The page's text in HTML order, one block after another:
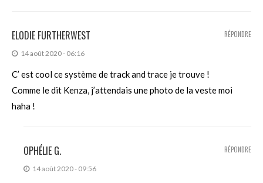
ELODIE FURTHERWEST
14 août 2020 - 06:16
C’ est cool ce système de track and trace je trouve !
Comme le dit Kenza, j’attendais une photo de la veste moi
haha !
RÉPONDRE
OPHÉLIE G.
14 août 2020 - 09:56
RÉPONDRE